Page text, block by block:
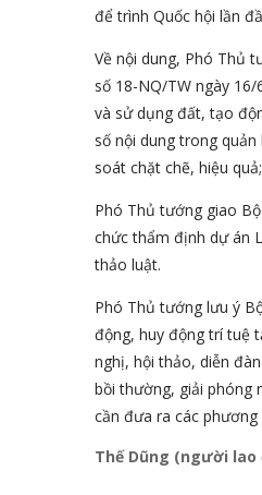
để trình Quốc hội lần
Về nội dung, Phó Thủ
số 18-NQ/TW ngày
và sử dụng đất, tạo
số nội dung trong
soát chặt chẽ, hiệu
Phó Thủ tướng giao
chức thẩm định dự án
thảo luật.
Phó Thủ tướng lưu ý
động, huy động trí tuệ
nghị, hội thảo, diễn
bồi thường, giải phóng
cần đưa ra các
Thế Dũng (người lao